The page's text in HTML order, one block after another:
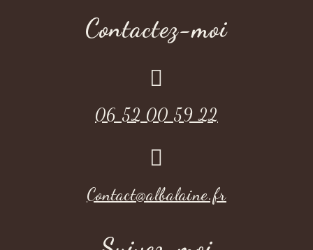
Contactez-moi

06 52 00 59 22

Contact@albalaine.fr